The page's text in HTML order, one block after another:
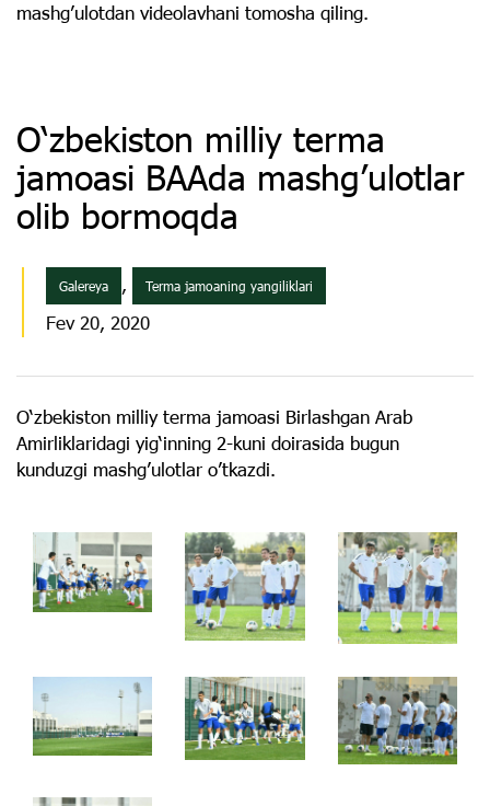
mashgʼulotdan videolavhani tomosha qiling.
O‘zbekiston milliy terma
jamoasi BAAda mashg’ulotlar
olib bormoqda
Galereya , Terma jamoaning yangiliklari
Fev 20, 2020
O‘zbekiston milliy terma jamoasi Birlashgan Arab
Amirliklaridagi yig‘inning 2-kuni doirasida bugun
kunduzgi mashg’ulotlar o’tkazdi.